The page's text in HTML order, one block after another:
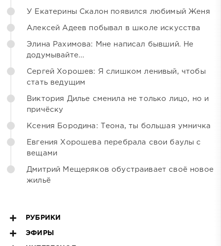
У Екатерины Скалон появился любимый Женя
Алексей Адеев побывал в школе искусства
Элина Рахимова: Мне написал бывший. Не
додумывайте...
Сергей Хорошев: Я слишком ленивый, чтобы
стать ведущим
Виктория Дилье сменила не только лицо, но и
причёску
Ксения Бородина: Теона, ты большая умничка
Евгения Хорошева перебрала свои баулы с
вещами
Дмитрий Мещеряков обустраивает своё новое
жильё
РУБРИКИ
ЭФИРЫ